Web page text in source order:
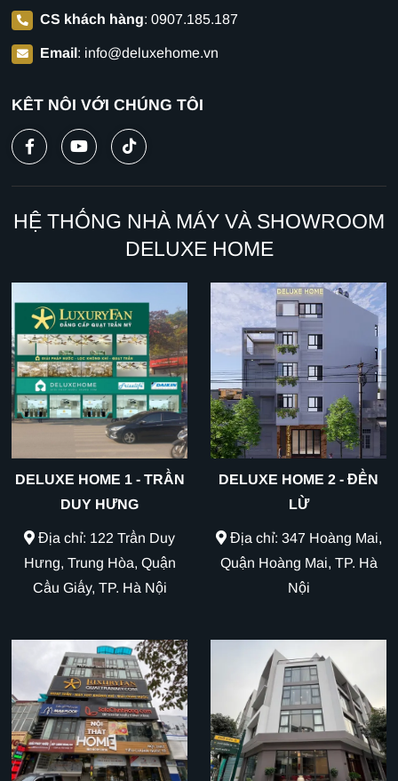
CS khách hàng: 0907.185.187
Email: info@deluxehome.vn
KẾT NỐI VỚI CHÚNG TÔI
HỆ THỐNG NHÀ MÁY VÀ SHOWROOM
DELUXE HOME
DELUXE HOME 1 - TRẦN
DUY HƯNG
Địa chỉ: 122 Trần Duy
Hưng, Trung Hòa, Quận
Cầu Giấy, TP. Hà Nội
DELUXE HOME 2 - ĐỀN
LỪ
Địa chỉ: 347 Hoàng Mai,
Quận Hoàng Mai, TP. Hà
Nội